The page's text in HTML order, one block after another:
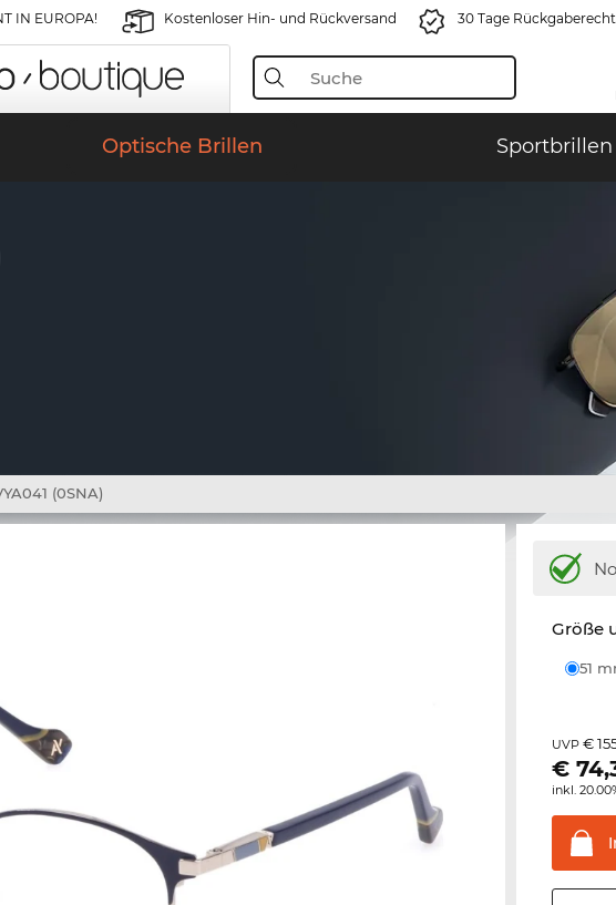
IN EUROPA! Kostenloser Hin- und Rückversand 30 Tage Rückgaberecht
Optische Brillen Sportbrillen
(0SNA)
Größe
51
UVP€
€
inkl.